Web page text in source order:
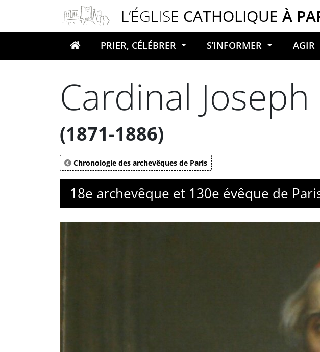
L’ÉGLISE CATHOLIQUE À
Votre recherche
PRIER, CÉLÉBRER S’INFORMER AGIR
Cardinal
(1871-1886)
Chronologie des archevêques de Paris
18e archevêque et 130e évêque de
Panneau de gestion des cookies